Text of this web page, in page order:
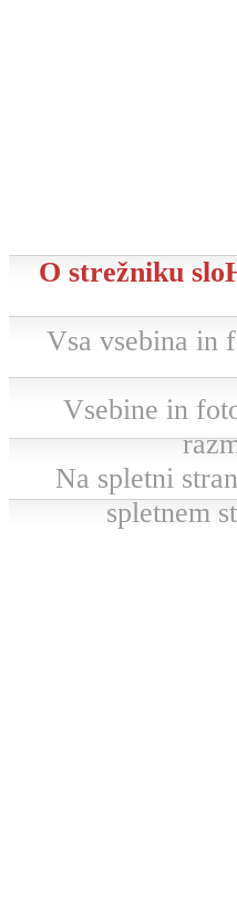
O strežniku
Vsa vsebina in
Vsebine in
Na spletni
spletnem